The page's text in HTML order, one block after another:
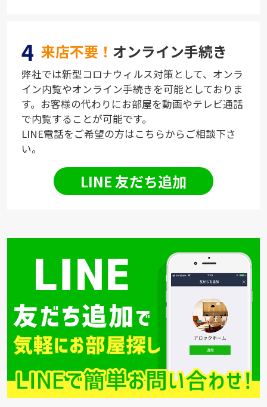
4 来店不要！ オンライン手続き
弊社では新型コロナウィルス対策として、オンラ
イン内覧やオンライン手続きを可能としておりま
す。お客様の代わりにお部屋を動画やテレビ通話
で内覧することが可能です。
LINE電話をご希望の方はこちらからご相談下さ
い。
LINE 友だち追加